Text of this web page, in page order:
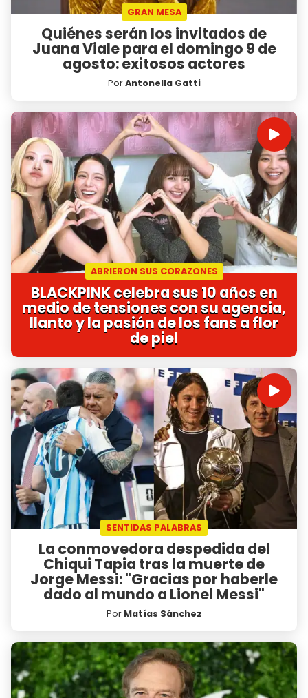
GRAN MESA
Quiénes serán los invitados de
Juana Viale para el domingo 9 de
agosto: exitosos actores
PorAntonella Gatti
ABRIERON SUS CORAZONES
BLACKPINK celebra sus 10 años en
medio de tensiones con su agencia,
llanto y la pasión de los fans a flor
de piel
SENTIDAS PALABRAS
La conmovedora despedida del
Chiqui Tapia tras la muerte de
Jorge Messi: "Gracias por haberle
dado al mundo a Lionel Messi"
Por Matías Sánchez